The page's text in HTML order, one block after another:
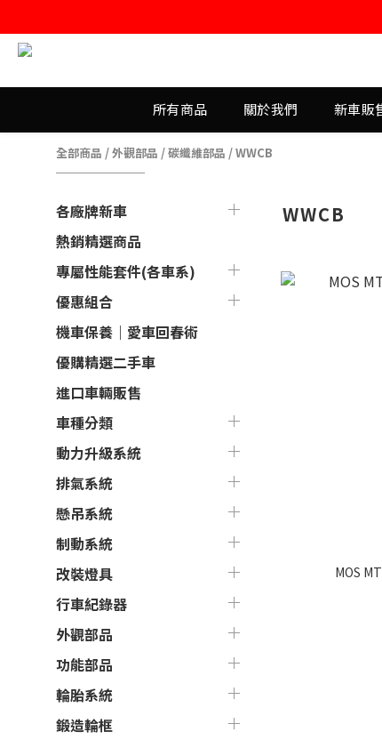
所有商品 關於我們 新車販
全部商品 /外觀部品 /碳纖維部品 /WWCB
各廠牌新車
熱銷精選商品
專屬性能套件(各車系)
優惠組合
機車保養｜愛車回春術
優購精選二手車
進口車輛販售
車種分類
動力升級系統
排氣系統
懸吊系統
制動系統
改裝燈具
行車紀錄器
外觀部品
功能部品
輪胎系統
鍛造輪框
WWCB
MOS